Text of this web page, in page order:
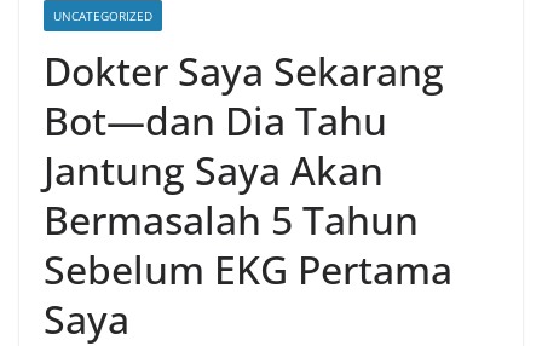
UNCATEGORIZED
Dokter Saya Sekarang
Bot—dan Dia Tahu
Jantung Saya Akan
Bermasalah 5 Tahun
Sebelum EKG Pertama
Saya